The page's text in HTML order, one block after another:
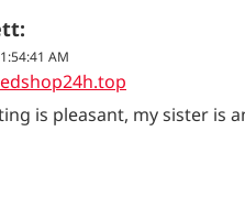
AM
is pleasant, my sister is